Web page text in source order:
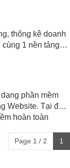
thống kê doanh
1 nền tảng
phần mềm
Website. Tại đây
hoàn toàn
Page 1 / 2 1